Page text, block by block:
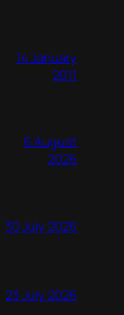
14 January
2011
6 August
2026
30 July 2026
23 July 2026